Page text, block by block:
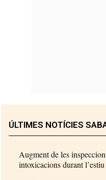
ÚLTIMES NOTÍCIES
Augment de les
intoxicacions durant l’estiu